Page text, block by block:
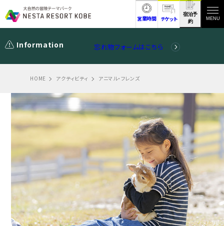
営業時間 チケット
宿泊予
約
MENU
Information 忘れ物フォームはこちら
HOME アクティビティ アニマル・フレンズ